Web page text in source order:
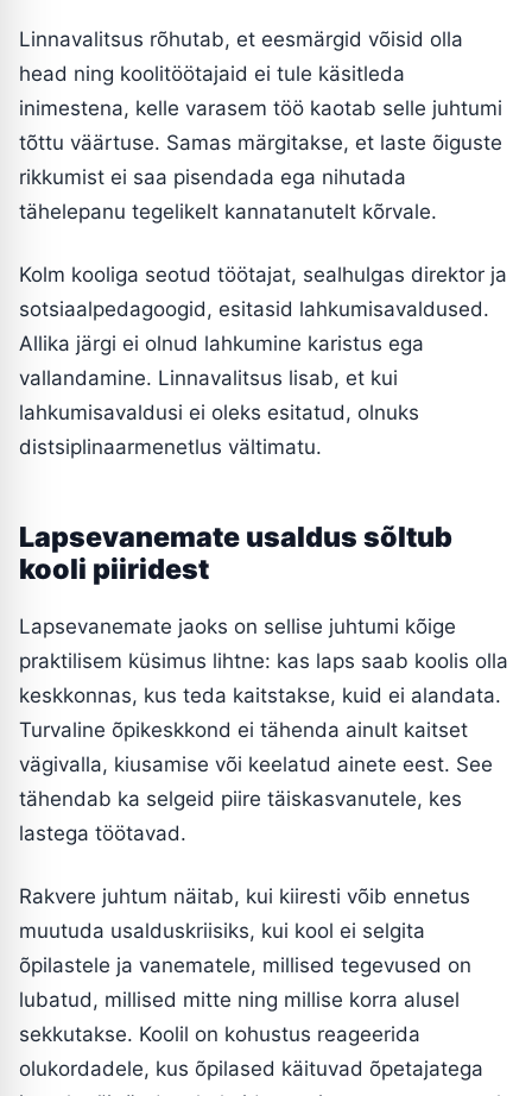
Linnavalitsus rõhutab, et eesmärgid võisid olla
head ning koolitöötajaid ei tule käsitleda
inimestena, kelle varasem töö kaotab selle juhtumi
tõttu väärtuse. Samas märgitakse, et laste õiguste
rikkumist ei saa pisendada ega nihutada
tähelepanu tegelikelt kannatanutelt kõrvale.
Kolm kooliga seotud töötajat, sealhulgas direktor ja
sotsiaalpedagoogid, esitasid lahkumisavaldused.
Allika järgi ei olnud lahkumine karistus ega
vallandamine. Linnavalitsus lisab, et kui
lahkumisavaldusi ei oleks esitatud, olnuks
distsiplinaarmenetlus vältimatu.
Lapsevanemate usaldus sõltub
kooli piiridest
Lapsevanemate jaoks on sellise juhtumi kõige
praktilisem küsimus lihtne: kas laps saab koolis olla
keskkonnas, kus teda kaitstakse, kuid ei alandata.
Turvaline õpikeskkond ei tähenda ainult kaitset
vägivalla, kiusamise või keelatud ainete eest. See
tähendab ka selgeid piire täiskasvanutele, kes
lastega töötavad.
Rakvere juhtum näitab, kui kiiresti võib ennetus
muutuda usalduskriisiks, kui kool ei selgita
õpilastele ja vanematele, millised tegevused on
lubatud, millised mitte ning millise korra alusel
sekkutakse. Koolil on kohustus reageerida
olukordadele, kus õpilased käituvad õpetajatega